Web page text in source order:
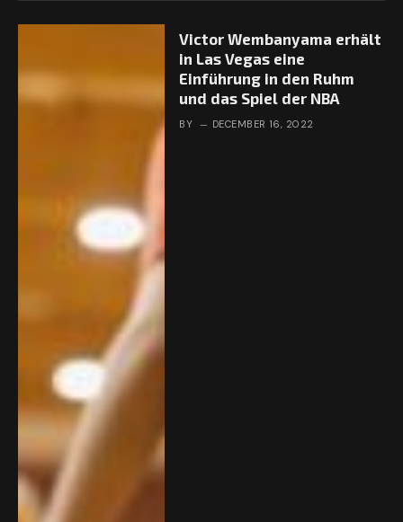
Victor Wembanyama erhält
in Las Vegas eine
Einführung in den Ruhm
und das Spiel der NBA
BY DECEMBER 16, 2022